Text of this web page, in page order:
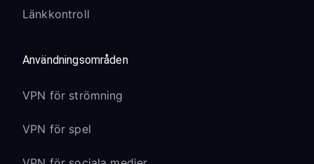
Länkkontroll
Användningsområden
VPN för strömning
VPN för spel